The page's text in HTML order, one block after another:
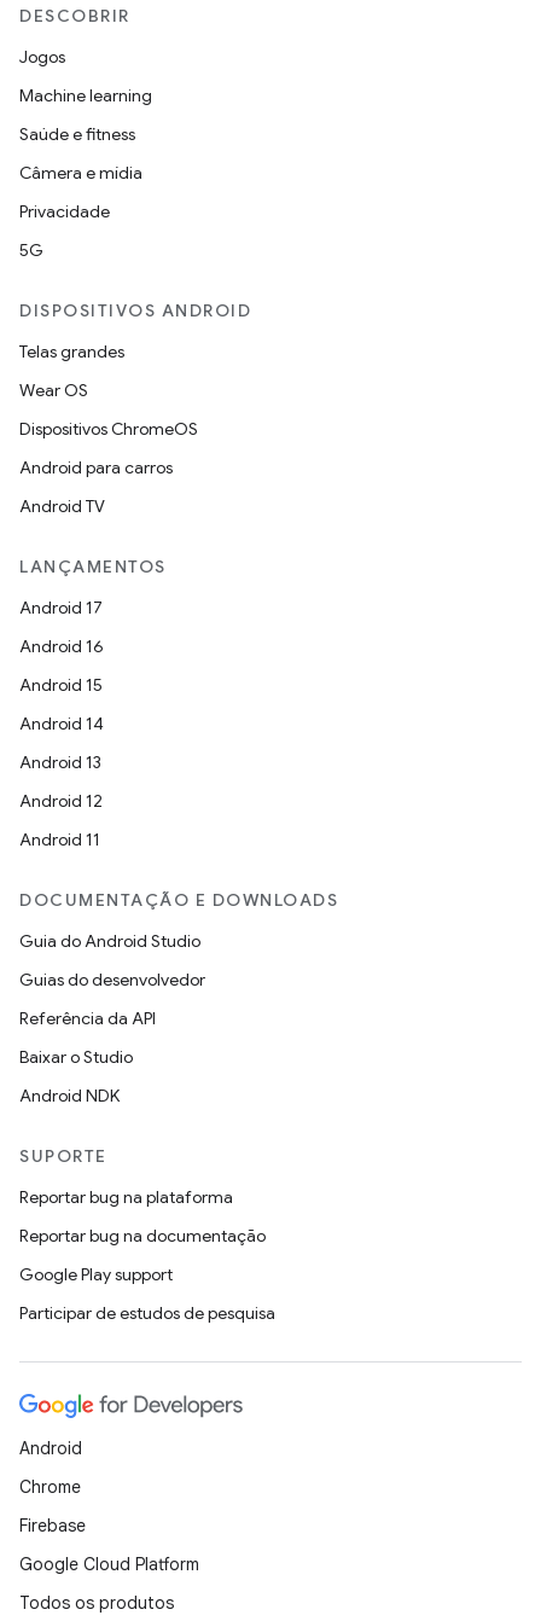
DESCOBRIR
Jogos
Machine learning
Saúde e fitness
Câmera e mídia
Privacidade
5G
DISPOSITIVOS ANDROID
Telas grandes
Wear OS
Dispositivos ChromeOS
Android para carros
Android TV
LANÇAMENTOS
Android 17
Android 16
Android 15
Android 14
Android 13
Android 12
Android 11
DOCUMENTAÇÃO E DOWNLOADS
Guia do Android Studio
Guias do desenvolvedor
Referência da API
Baixar o Studio
Android NDK
SUPORTE
Reportar bug na plataforma
Reportar bug na documentação
Google Play support
Participar de estudos de pesquisa
Android
Chrome
Firebase
Google Cloud Platform
Todos os produtos